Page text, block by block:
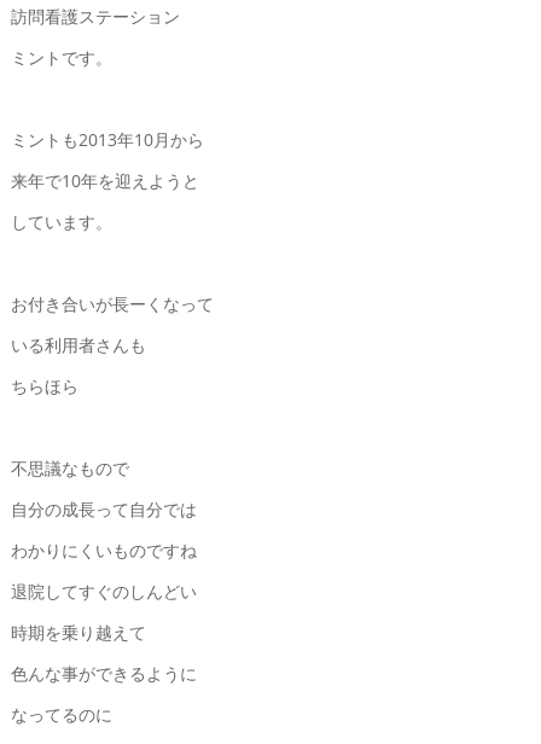
訪問看護ステーション
ミントです。
ミントも2013年10月から
来年で10年を迎えようと
しています。
お付き合いが長ーくなって
いる利用者さんも
ちらほら
不思議なもので
自分の成長って自分では
わかりにくいものですね
退院してすぐのしんどい
時期を乗り越えて
色んな事ができるように
なってるのに